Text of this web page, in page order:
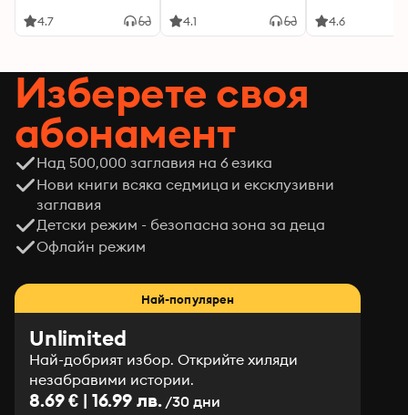
4.7 4.1 4.6
Изберете своя
абонамент
Над 500,000 заглавия на 6 езика
Нови книги всяка седмица и ексклузивни
заглавия
Детски режим - безопасна зона за деца
Офлайн режим
Най-популярен
Unlimited
Най-добрият избор. Открийте хиляди
незабравими истории.
8.69 € | 16.99 лв./30 дни